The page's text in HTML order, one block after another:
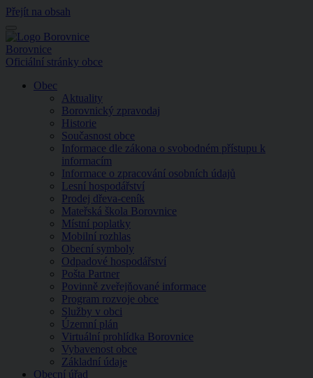
Přejít na obsah
Menu
Borovnice
Oficiální stránky obce
Obec
Aktuality
Borovnický zpravodaj
Historie
Současnost obce
Informace dle zákona o svobodném přístupu k
informacím
Informace o zpracování osobních údajů
Lesní hospodářství
Prodej dřeva-ceník
Mateřská škola Borovnice
Místní poplatky
Mobilní rozhlas
Obecní symboly
Odpadové hospodářství
Pošta Partner
Povinně zveřejňované informace
Program rozvoje obce
Služby v obci
Územní plán
Virtuální prohlídka Borovnice
Vybavenost obce
Základní údaje
Obecní úřad